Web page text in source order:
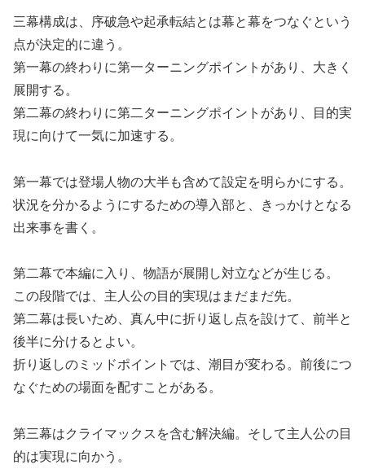
三幕構成は、序破急や起承転結とは幕と幕をつなぐという
点が決定的に違う。
第一幕の終わりに第一ターニングポイントがあり、大きく
展開する。
第二幕の終わりに第二ターニングポイントがあり、目的実
現に向けて一気に加速する。
第一幕では登場人物の大半も含めて設定を明らかにする。
状況を分かるようにするための導入部と、きっかけとなる
出来事を書く。
第二幕で本編に入り、物語が展開し対立などが生じる。
この段階では、主人公の目的実現はまだまだ先。
第二幕は長いため、真ん中に折り返し点を設けて、前半と
後半に分けるとよい。
折り返しのミッドポイントでは、潮目が変わる。前後につ
なぐための場面を配すことがある。
第三幕はクライマックスを含む解決編。そして主人公の目
的は実現に向かう。